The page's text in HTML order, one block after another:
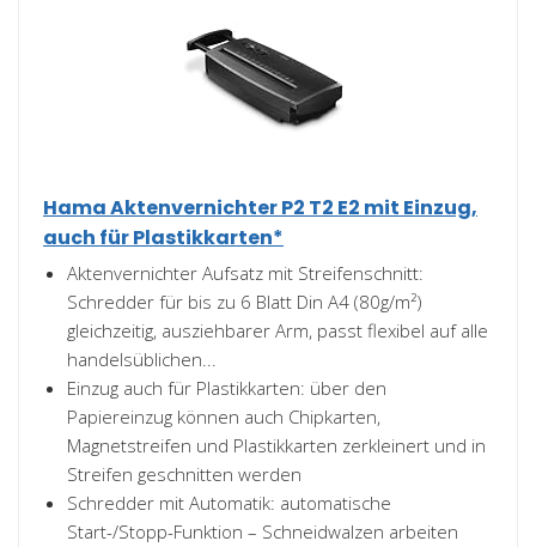
Hama Aktenvernichter P2 T2 E2 mit Einzug,
auch für Plastikkarten*
Aktenvernichter Aufsatz mit Streifenschnitt:
Schredder für bis zu 6 Blatt Din A4 (80g/m²)
gleichzeitig, ausziehbarer Arm, passt flexibel auf alle
handelsüblichen...
Einzug auch für Plastikkarten: über den
Papiereinzug können auch Chipkarten,
Magnetstreifen und Plastikkarten zerkleinert und in
Streifen geschnitten werden
Schredder mit Automatik: automatische
Start-/Stopp-Funktion – Schneidwalzen arbeiten